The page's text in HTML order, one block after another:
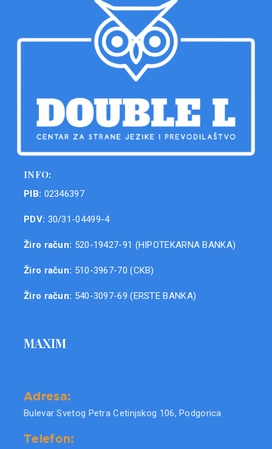
INFO:
PIB: 02346397
PDV: 30/31-04499-4
Žiro račun: 520-19427-91 (HIPOTEKARNA BANKA)
Žiro račun: 510-3967-70 (CKB)
Žiro račun: 540-3097-69 (ERSTE BANKA)
MAXIM
Adresa:
Bulevar Svetog Petra Cetinjskog 106, Podgorica
Telefon: